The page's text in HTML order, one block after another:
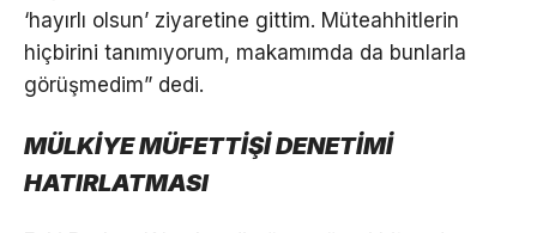
‘hayırlı olsun’ ziyaretine gittim. Müteahhitlerin
hiçbirini tanımıyorum, makamımda da bunlarla
görüşmedim” dedi.
MÜLKİYE MÜFETTİŞİ DENETİMİ
HATIRLATMASI